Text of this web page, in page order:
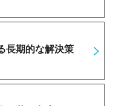
長期的な解決策